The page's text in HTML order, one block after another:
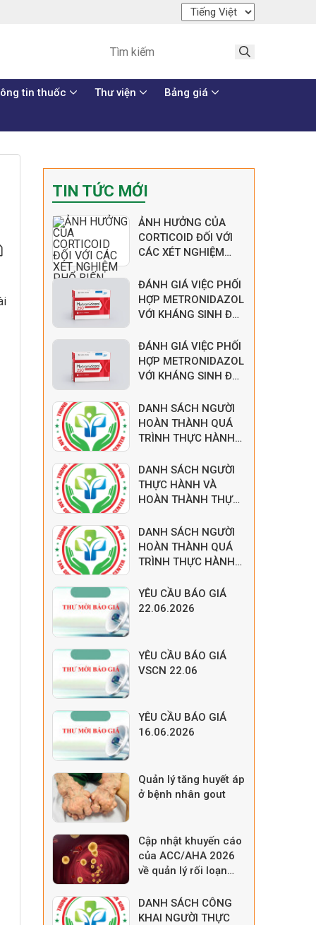
tin thuốc Thư viện Bảng giá
TIN TỨC MỚI
ẢNH HƯỞNG CỦA
CORTICOID ĐỐI VỚI
CÁC XÉT NGHIỆM
ĐÁNH GIÁ VIỆC PHỐI
HỢP METRONIDAZOL
VỚI KHÁNG SINH ĐÃ
CHỐNG VI KHUẨN KỴ
KHÍ
ĐÁNH GIÁ VIỆC PHỐI
HỢP METRONIDAZOL
VỚI KHÁNG SINH ĐÃ
CHỐNG VI KHUẨN KỴ
KHÍ
DANH SÁCH NGƯỜI
HOÀN THÀNH QUÁ
TRÌNH THỰC HÀNH
DANH SÁCH NGƯỜI
THỰC HÀNH VÀ
HOÀN THÀNH THỰC
DANH SÁCH NGƯỜI
HOÀN THÀNH QUÁ
TRÌNH THỰC HÀNH
YÊU CẦU BÁO GIÁ
22.06.2026
YÊU CẦU BÁO GIÁ
VSCN 22.06
YÊU CẦU BÁO GIÁ
16.06.2026
Quản lý tăng huyết áp
ở bệnh nhân gout
Cập nhật khuyến cáo
của ACC/AHA 2026
về quản lý rối loạn
DANH SÁCH CÔNG
KHAI NGƯỜI THỰC